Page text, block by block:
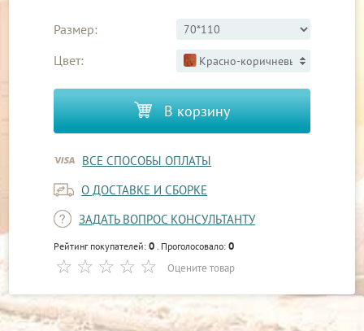
Размер:
Цвет:
Красно-коричневый 2
В корзину
ВСЕ СПОСОБЫ ОПЛАТЫ
О ДОСТАВКЕ И СБОРКЕ
ЗАДАТЬ ВОПРОС КОНСУЛЬТАНТУ
Рейтинг покупателей:0 . Проголосовало:0
Оцените товар